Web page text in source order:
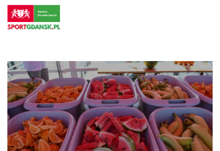
Przejdź
do
treści
Przejdź
do